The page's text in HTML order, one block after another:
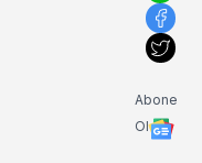
Abone
Ol